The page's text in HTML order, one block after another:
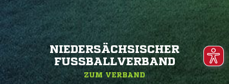
NIEDERSÄCHSISCHER
FUSSBALLVERBAND
ZUM VERBAND